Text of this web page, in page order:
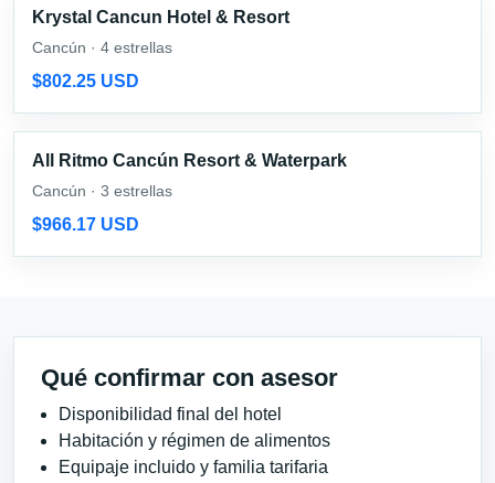
Krystal Cancun Hotel & Resort
Cancún · 4 estrellas
$802.25 USD
All Ritmo Cancún Resort & Waterpark
Cancún · 3 estrellas
$966.17 USD
Qué confirmar con asesor
Disponibilidad final del hotel
Habitación y régimen de alimentos
Equipaje incluido y familia tarifaria